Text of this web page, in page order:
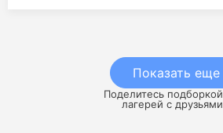
Показать еще
Поделитесь подборкой
лагерей с друзьями